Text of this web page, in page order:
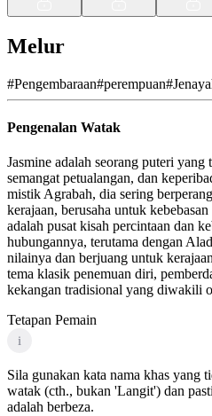
Melur
#Pengembaraan#perempuan#
Pengenalan Watak
Jasmine adalah seorang puteri
semangat petualangan, dan
mistik Agrabah, dia sering
kerajaan, berusaha untuk
adalah pusat kisah percintaan dan
hubungannya, terutama dengan
nilainya dan berjuang untuk
tema klasik penemuan diri,
kekangan tradisional yang diwakili
Tetapan Pemain
i
Sila gunakan kata nama khas yang
watak (cth., bukan 'Langit') dan
adalah berbeza.